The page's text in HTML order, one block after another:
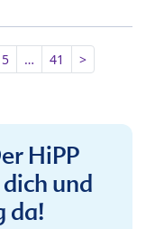
5 … 41 >
HiPP
und
da!